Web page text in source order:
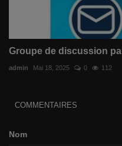
Groupe de discussion
admin Mai 18, 2025 0 112
COMMENTAIRES
Nom